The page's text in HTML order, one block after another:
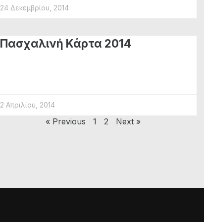
24 Δεκεμβρίου, 2014
Πασχαλινή Κάρτα 2014
2 Απριλίου, 2014
« Previous 1 2 Next »